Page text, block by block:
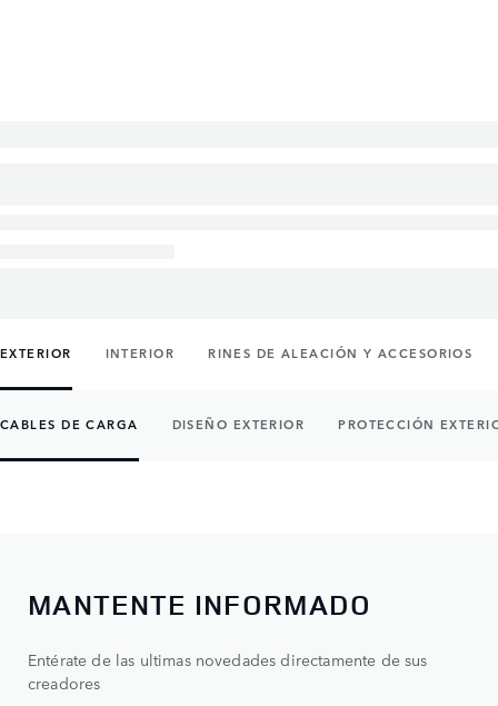
EXTERIOR INTERIOR RINES DE ALEACIÓN Y ACCESORIOS
CABLES DE CARGA DISEÑO EXTERIOR PROTECCIÓN
MANTENTE INFORMADO
Entérate de las ultimas novedades directamente de sus
creadores